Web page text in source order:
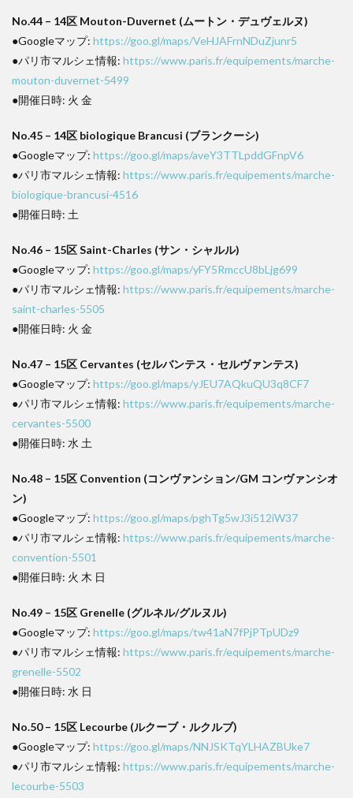
No.44 – 14区 Mouton-Duvernet (ムートン・デュヴェルヌ)
●Googleマップ: https://goo.gl/maps/VeHJAFrnNDuZjunr5
●パリ市マルシェ情報: https://www.paris.fr/equipements/marche-
mouton-duvernet-5499
●開催日時: 火 金
No.45 – 14区 biologique Brancusi (ブランクーシ)
●Googleマップ: https://goo.gl/maps/aveY3TTLpddGFnpV6
●パリ市マルシェ情報: https://www.paris.fr/equipements/marche-
biologique-brancusi-4516
●開催日時: 土
No.46 – 15区 Saint-Charles (サン・シャルル)
●Googleマップ: https://goo.gl/maps/yFY5RmccU8bLjg699
●パリ市マルシェ情報: https://www.paris.fr/equipements/marche-
saint-charles-5505
●開催日時: 火 金
No.47 – 15区 Cervantes (セルバンテス・セルヴァンテス)
●Googleマップ: https://goo.gl/maps/yJEU7AQkuQU3q8CF7
●パリ市マルシェ情報: https://www.paris.fr/equipements/marche-
cervantes-5500
●開催日時: 水 土
No.48 – 15区 Convention (コンヴァンション/GM コンヴァンシオ
ン)
●Googleマップ: https://goo.gl/maps/pghTg5wJ3i512iW37
●パリ市マルシェ情報: https://www.paris.fr/equipements/marche-
convention-5501
●開催日時: 火 木 日
No.49 – 15区 Grenelle (グルネル/グルヌル)
●Googleマップ: https://goo.gl/maps/tw41aN7fPjPTpUDz9
●パリ市マルシェ情報: https://www.paris.fr/equipements/marche-
grenelle-5502
●開催日時: 水 日
No.50 – 15区 Lecourbe (ルクーブ・ルクルブ)
●Googleマップ: https://goo.gl/maps/NNJSKTqYLHAZBUke7
●パリ市マルシェ情報: https://www.paris.fr/equipements/marche-
lecourbe-5503